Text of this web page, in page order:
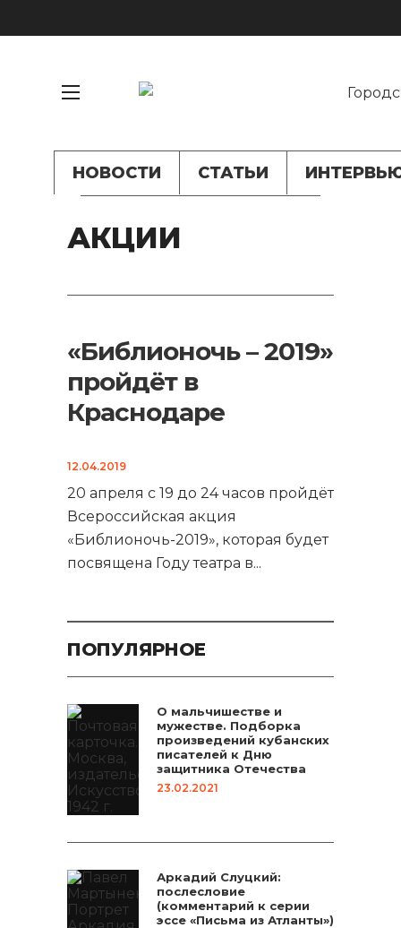
НОВОСТИ СТАТЬИ
АКЦИИ
«Библионочь – 2019»
пройдёт в
Краснодаре
12.04.2019
20 апреля с 19 до 24 часов пройдёт
Всероссийская акция
«Библионочь-2019», которая будет
посвящена Году театра в...
ПОПУЛЯРНОЕ
О мальчишестве и
мужестве. Подборка
произведений кубанских
писателей к Дню
защитника Отечества
23.02.2021
Аркадий Слуцкий:
послесловие
(комментарий к серии
эссе «Письма из Атланты»)